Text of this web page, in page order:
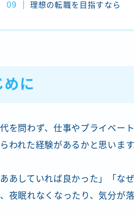
理想の転職を目指すなら
めに
を問わず、仕事やプライベー
われた経験があるかと思います
ああしていれば良かった」「
夜眠れなくなったり、気分が